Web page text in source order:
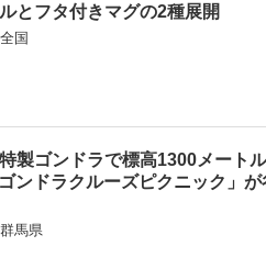
とフタ付きマグの2種展開
全国
製ゴンドラで標高1300メート
ンドラクルーズピクニック」が
群馬県